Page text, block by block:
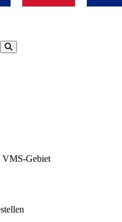
VMS-Gebiet